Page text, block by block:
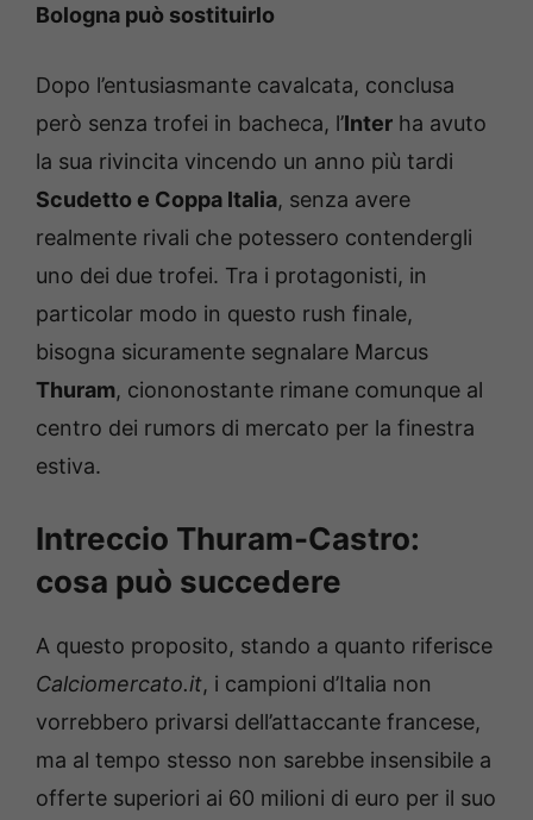
Bologna può sostituirlo
Dopo l’entusiasmante cavalcata, conclusa
però senza trofei in bacheca, l’Inter ha avuto
la sua rivincita vincendo un anno più tardi
Scudetto e Coppa Italia, senza avere
realmente rivali che potessero contendergli
uno dei due trofei. Tra i protagonisti, in
particolar modo in questo rush finale,
bisogna sicuramente segnalare Marcus
Thuram, ciononostante rimane comunque al
centro dei rumors di mercato per la finestra
estiva.
Intreccio Thuram-Castro:
cosa può succedere
A questo proposito, stando a quanto riferisce
Calciomercato.it, i campioni d’Italia non
vorrebbero privarsi dell’attaccante francese,
ma al tempo stesso non sarebbe insensibile a
offerte superiori ai 60 milioni di euro per il suo